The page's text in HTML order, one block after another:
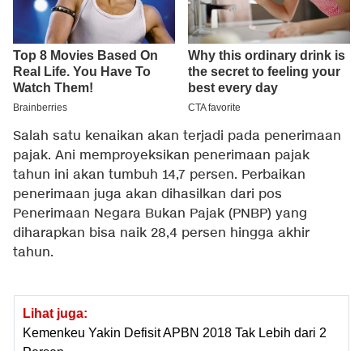
Salah satu kenaikan akan terjadi pada penerimaan
pajak. Ani memproyeksikan penerimaan pajak
tahun ini akan tumbuh 14,7 persen. Perbaikan
penerimaan juga akan dihasilkan dari pos
Penerimaan Negara Bukan Pajak (PNBP) yang
diharapkan bisa naik 28,4 persen hingga akhir
tahun.
Lihat juga:
Kemenkeu Yakin Defisit APBN 2018 Tak Lebih dari 2